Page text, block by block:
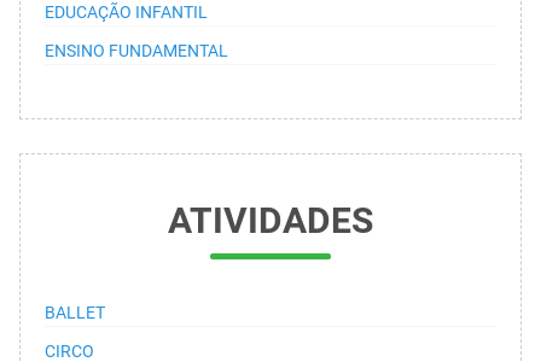
EDUCAÇÃO INFANTIL
ENSINO FUNDAMENTAL
ATIVIDADES
BALLET
CIRCO